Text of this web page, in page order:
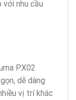
với nhu cầu
PX02
dễ dàng
vị trí khác